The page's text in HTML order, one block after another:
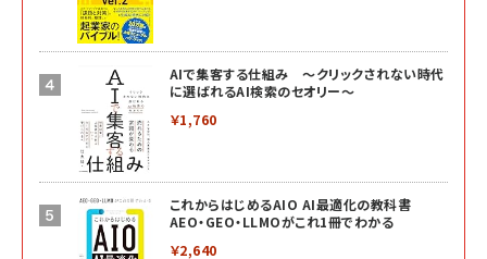
AIで集客する仕組み ～クリックされない時代
に選ばれるAI検索のセオリー～
￥1,760
これからはじめるAIO AI最適化の教科書
AEO・GEO・LLMOがこれ1冊でわかる
￥2,640